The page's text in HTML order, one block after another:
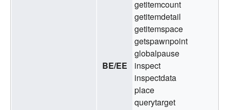
BE/EE
getitemcount
getitemdetail
getitemspace
getspawnpoint
globalpause
inspect
inspectdata
place
querytarget